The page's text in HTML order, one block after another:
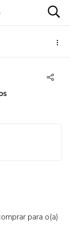
para o(a)